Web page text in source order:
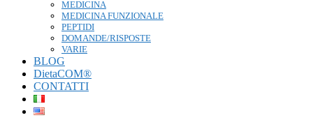
MEDICINA
MEDICINA FUNZIONALE
PEPTIDI
DOMANDE/RISPOSTE
VARIE
BLOG
DietaCOM®
CONTATTI